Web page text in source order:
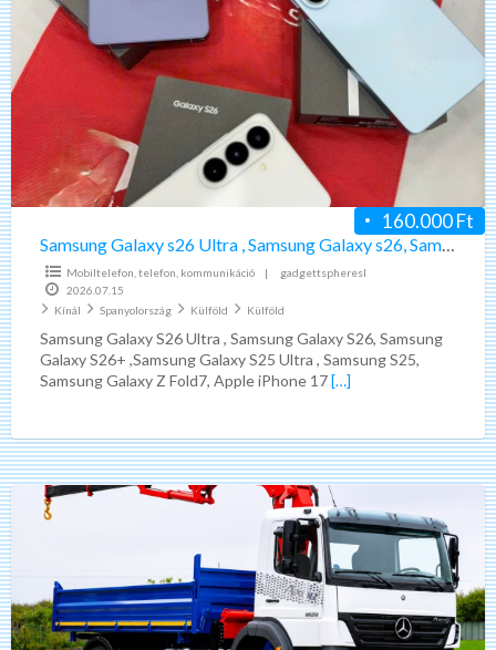
Galaxy
s26
Ultra
,
Samsung
Galaxy
s26,
Samsung
Galaxy
s26+
160.000 Ft
Samsung Galaxy s26 Ultra , Samsung Galaxy s26, Samsung Galaxy s26+
Mobiltelefon, telefon, kommunikáció |
gadgettspheresl
2026.07.15
Kínál
Spanyolország Külföld Külföld
Samsung Galaxy S26 Ultra , Samsung Galaxy S26, Samsung
Galaxy S26+ ,Samsung Galaxy S25 Ultra , Samsung S25,
Samsung Galaxy Z Fold7, Apple iPhone 17 […]
Mercedes
–
Benz
axor
1828
–